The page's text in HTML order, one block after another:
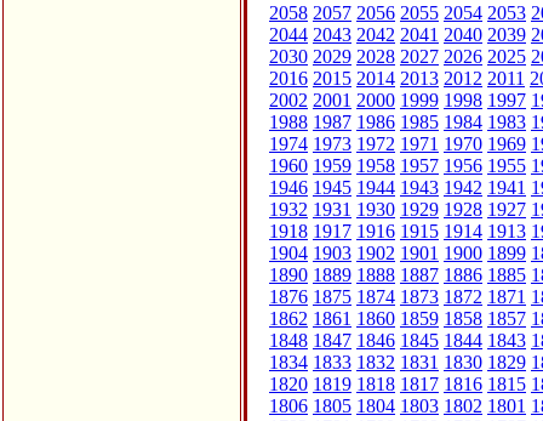
2058 2057 2056 2055 2054 2053
2044 2043 2042 2041 2040 2039
2030 2029 2028 2027 2026 2025
2016 2015 2014 2013 2012 2011
2002 2001 2000 1999 1998 1997
1988 1987 1986 1985 1984 1983
1974 1973 1972 1971 1970 1969
1960 1959 1958 1957 1956 1955
1946 1945 1944 1943 1942 1941
1932 1931 1930 1929 1928 1927
1918 1917 1916 1915 1914 1913
1904 1903 1902 1901 1900 1899
1890 1889 1888 1887 1886 1885
1876 1875 1874 1873 1872 1871
1862 1861 1860 1859 1858 1857
1848 1847 1846 1845 1844 1843
1834 1833 1832 1831 1830 1829
1820 1819 1818 1817 1816 1815
1806 1805 1804 1803 1802 1801